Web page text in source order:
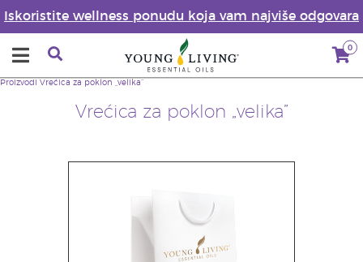
Iskoristite wellness ponudu koja vam najviše odgovara
0
Vrećica za poklon „velika”
Proizvodi Vrećica za poklon „velika”